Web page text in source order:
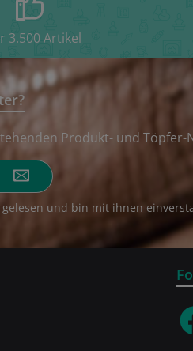
3.500 Artikel
Produkt- und Töpfer-
gelesen und bin mit ihnen